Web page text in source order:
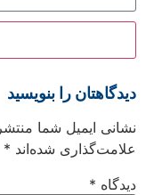
دیدگاهتان را بنویسید
نشانی ایمیل شما
علامت‌گذاری شده‌اند *
دیدگاه *